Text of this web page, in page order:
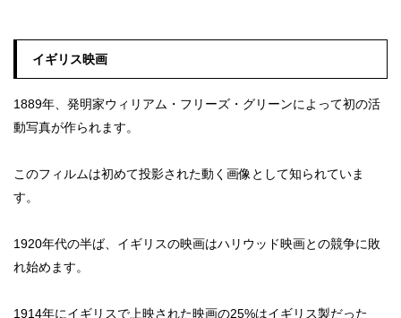
イギリス映画
1889年、発明家ウィリアム・フリーズ・グリーンによって初の活
動写真が作られます。
このフィルムは初めて投影された動く画像として知られていま
す。
1920年代の半ば、イギリスの映画はハリウッド映画との競争に敗
れ始めます。
1914年にイギリスで上映された映画の25%はイギリス製だった